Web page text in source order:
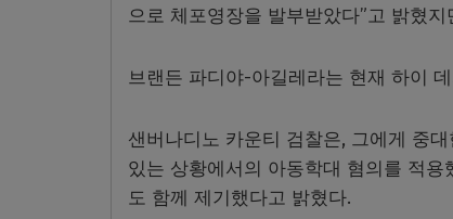
으로 체포영장을 발부받았다”고 밝혔지
브랜든 파디야-아길레라는 현재 하이
샌버나디노 카운티 검찰은, 그에게 중
있는 상황에서의 아동학대 혐의를 적용
도 함께 제기했다고 밝혔다.